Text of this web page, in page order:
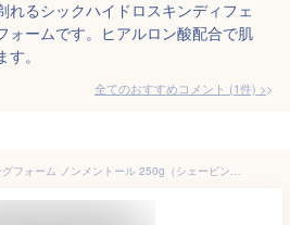
れるシックハイドロスキンディフェ
ォームです。ヒアルロン酸配合で肌
。
全てのおすすめコメント (1件) >
サクセス 薬用シェービングフォーム ノンメントール 250g（シェービングフォーム 肌に優しい）